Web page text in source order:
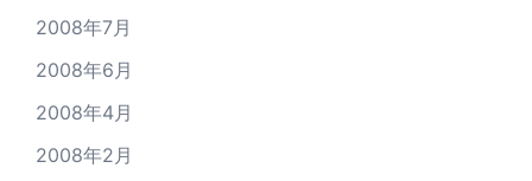
2008年7月
2008年6月
2008年4月
2008年2月